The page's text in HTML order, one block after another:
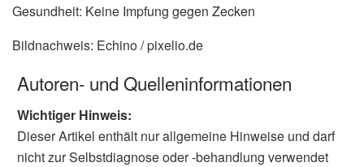
Gesundheit: Keine Impfung gegen Zecken
Bildnachweis: Echino / pixelio.de
Autoren- und Quelleninformationen
Wichtiger Hinweis:
Dieser Artikel enthält nur allgemeine Hinweise und darf
nicht zur Selbstdiagnose oder -behandlung verwendet